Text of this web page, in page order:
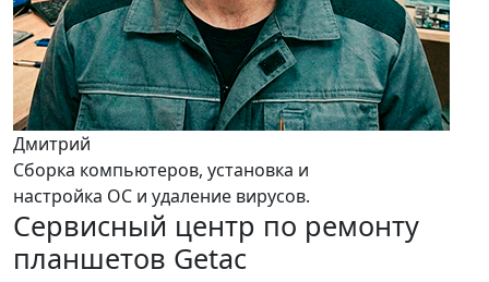
Дмитрий
Сборка компьютеров, установка и
настройка ОС и удаление вирусов.
Сервисный центр по ремонту
планшетов Getac